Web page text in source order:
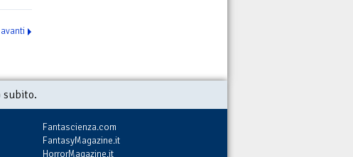
avanti
subito.
Fantascienza.com
FantasyMagazine.it
HorrorMagazine.it